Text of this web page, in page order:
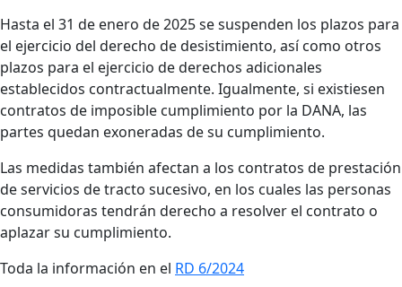
Hasta el 31 de enero de 2025 se suspenden los plazos para
el ejercicio del derecho de desistimiento, así como otros
plazos para el ejercicio de derechos adicionales
establecidos contractualmente. Igualmente, si existiesen
contratos de imposible cumplimiento por la DANA, las
partes quedan exoneradas de su cumplimiento.
Las medidas también afectan a los contratos de prestación
de servicios de tracto sucesivo, en los cuales las personas
consumidoras tendrán derecho a resolver el contrato o
aplazar su cumplimiento.
Toda la información en el RD 6/2024